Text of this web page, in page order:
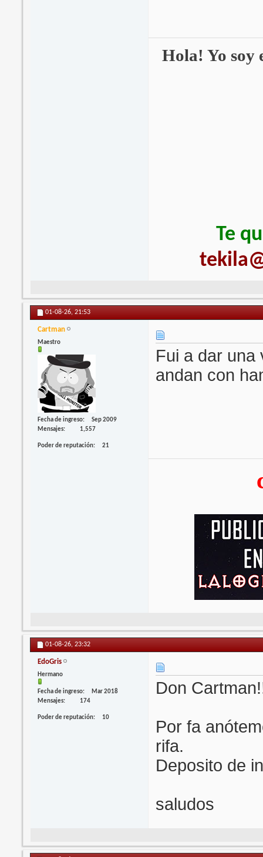
Hola! Yo soy
Te
01-08-26,21:53
Cartman
Maestro
Fecha de ingreso
Sep 2009
Mensajes
1,557
Poder de reputación 21
Fui a dar una
andan con
01-08-26,23:32
EdoGris
Hermano
Fecha de ingreso
Mar 2018
Mensajes
174
Poder de reputación 10
Don
Por fa
rifa.
Deposito de
saludos